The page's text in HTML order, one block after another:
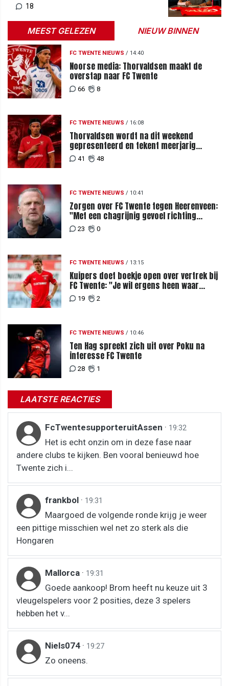
18
MEEST GELEZEN NIEUW BINNEN
FC TWENTE NIEUWS / 14:40
Noorse media: Thorvaldsen maakt de
overstap naar FC Twente
66 8
FC TWENTE NIEUWS / 16:08
Thorvaldsen wordt na dit weekend
gepresenteerd en tekent meerjarig
contract bij FC Twente
41 48
FC TWENTE NIEUWS / 10:41
Zorgen over FC Twente tegen Heerenveen:
"Met een chagrijnig gevoel richting
Slowakije"
23 0
FC TWENTE NIEUWS / 13:15
Kuipers doet boekje open over vertrek bij
FC Twente: "Je wil ergens heen waar
mensen je waarderen"
19 2
FC TWENTE NIEUWS / 10:46
Ten Hag spreekt zich uit over Poku na
interesse FC Twente
28 1
LAATSTE REACTIES
FcTwentesupporteruitAssen · 19:32
Het is echt onzin om in deze fase naar
andere clubs te kijken. Ben vooral benieuwd hoe
Twente zich i...
frankbol · 19:31
Maargoed de volgende ronde krijg je weer
een pittige misschien wel net zo sterk als die
Hongaren
Mallorca · 19:31
Goede aankoop! Brom heeft nu keuze uit 3
vleugelspelers voor 2 posities, deze 3 spelers
hebben het v...
Niels074 · 19:27
Zo oneens.